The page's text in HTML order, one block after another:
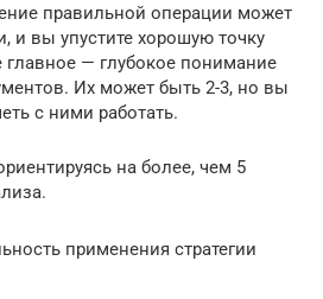
правильной операции может
и вы упустите хорошую точку
— глубокое понимание
Их может быть 2-3, но вы
с ними работать.
на более, чем 5
применения стратегии